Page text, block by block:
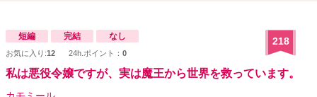
短編 完結 なし
お気に入り:12 24h.ポイント： 0
218
私は悪役令嬢ですが、実は魔王から世界を救っています。